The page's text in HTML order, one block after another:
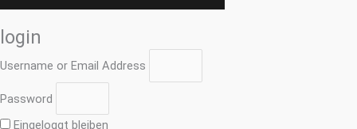
login
Username or Email Address
Password
Eingeloggt bleiben